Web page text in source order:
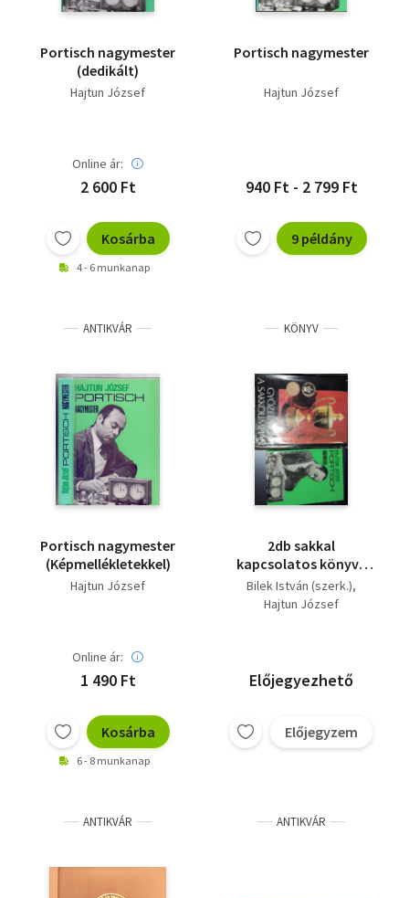
Portisch nagymester
(dedikált)
Hajtun József
Online ár:
2 600 Ft
Kosárba
4 - 6 munkanap
Portisch nagymester
Hajtun József
940 Ft - 2 799 Ft
9 példány
ANTIKVÁR
Portisch nagymester
(Képmellékletekkel)
Hajtun József
Online ár:
1 490 Ft
Kosárba
6 - 8 munkanap
KÖNYV
2db sakkal
kapcsolatos könyv -
Bilek István (szerk.)-
Győzelmünk a
Bilek István (szerk.)
Hajtun József
Előjegyezhető
Előjegyzem
ANTIKVÁR ANTIKVÁR